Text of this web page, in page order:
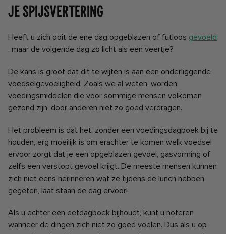
Je spijsvertering
Heeft u zich ooit de ene dag opgeblazen of futloos gevoeld
, maar de volgende dag zo licht als een veertje?
De kans is groot dat dit te wijten is aan een onderliggende
voedselgevoeligheid. Zoals we al weten, worden
voedingsmiddelen die voor sommige mensen volkomen
gezond zijn, door anderen niet zo goed verdragen.
Het probleem is dat het, zonder een voedingsdagboek bij te
houden, erg moeilijk is om erachter te komen welk voedsel
ervoor zorgt dat je een opgeblazen gevoel, gasvorming of
zelfs een verstopt gevoel krijgt. De meeste mensen kunnen
zich niet eens herinneren wat ze tijdens de lunch hebben
gegeten, laat staan ​​de dag ervoor!
Als u echter een eetdagboek bijhoudt, kunt u noteren
wanneer de dingen zich niet zo goed voelen. Dus als u op